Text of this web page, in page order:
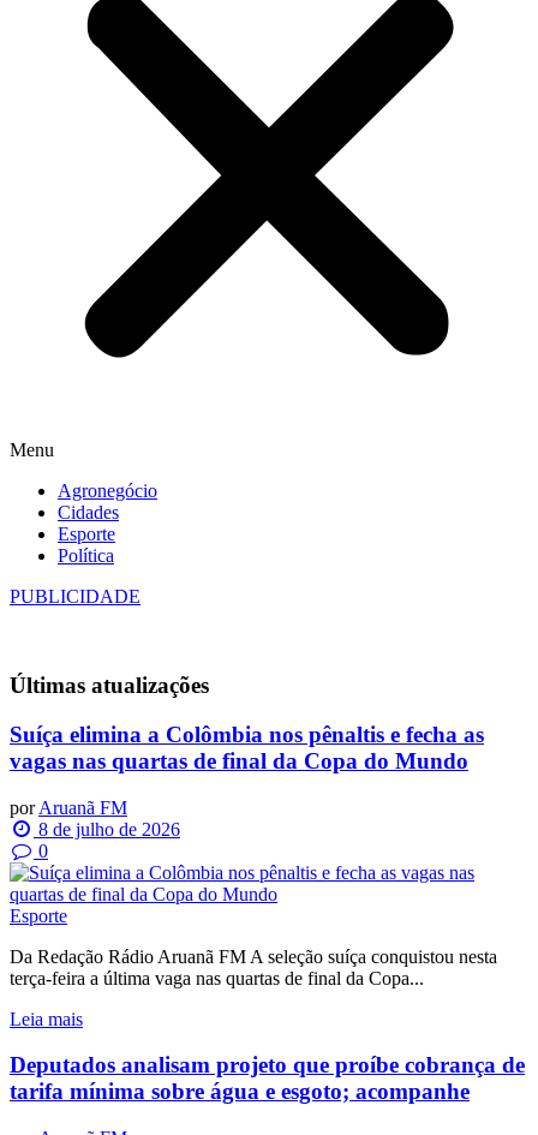
Menu
Agronegócio
Cidades
Esporte
Política
PUBLICIDADE
Últimas atualizações
Suíça elimina a Colômbia nos pênaltis e fecha as
vagas nas quartas de final da Copa do Mundo
por Aruanã FM
8 de julho de 2026
0
Esporte
Da Redação Rádio Aruanã FM A seleção suíça conquistou nesta
terça-feira a última vaga nas quartas de final da Copa...
Leia mais
Deputados analisam projeto que proíbe cobrança de
tarifa mínima sobre água e esgoto; acompanhe